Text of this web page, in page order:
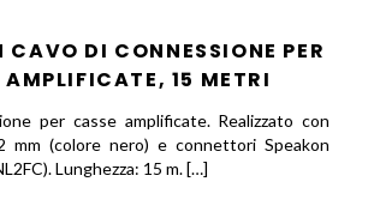
DI CONNESSIONE PER
AMPLIFICATE, 15 METRI
per casse amplificate. Realizzato con
mm (colore nero) e connettori Speakon
Lunghezza: 15 m. […]